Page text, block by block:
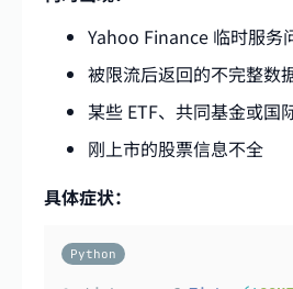
Yahoo Finance 临时服务
被限流后返回的不完整数
某些 ETF、共同基金或国
刚上市的股票信息不全
具体症状：
Python